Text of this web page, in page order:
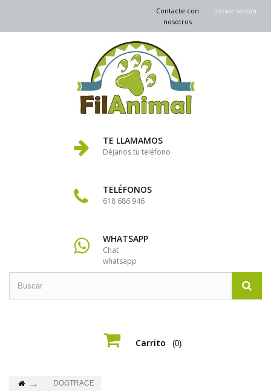
Iniciar sesión
Contacte con
nosotros
TE LLAMAMOS
Déjanos tu teléfono
TELÉFONOS
618 686 946
WHATSAPP
Chat
whatsapp
Carrito (0)
DOGTRACE